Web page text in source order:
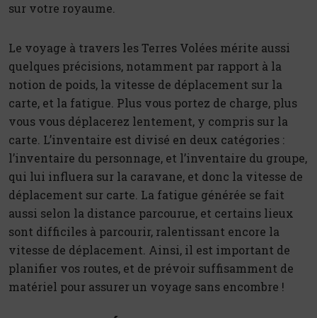
sur votre royaume.
Le voyage à travers les Terres Volées mérite aussi
quelques précisions, notamment par rapport à la
notion de poids, la vitesse de déplacement sur la
carte, et la fatigue. Plus vous portez de charge, plus
vous vous déplacerez lentement, y compris sur la
carte. L’inventaire est divisé en deux catégories :
l’inventaire du personnage, et l’inventaire du groupe,
qui lui influera sur la caravane, et donc la vitesse de
déplacement sur carte. La fatigue générée se fait
aussi selon la distance parcourue, et certains lieux
sont difficiles à parcourir, ralentissant encore la
vitesse de déplacement. Ainsi, il est important de
planifier vos routes, et de prévoir suffisamment de
matériel pour assurer un voyage sans encombre !